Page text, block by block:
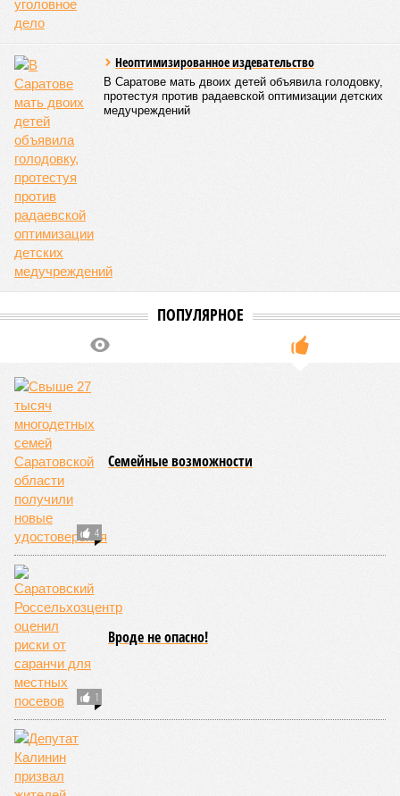
Неоптимизированное издевательство
В Саратове мать двоих детей объявила голодовку,
протестуя против радаевской оптимизации детских
медучреждений
ПОПУЛЯРНОЕ
4
Семейные возможности
1
Вроде не опасно!